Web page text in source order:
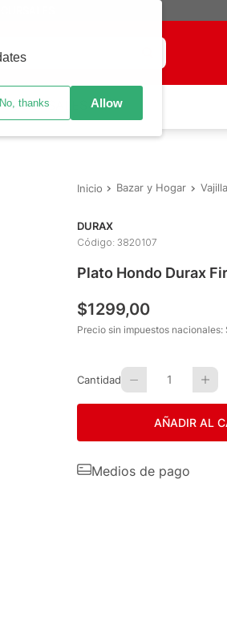
SUCURSALES
Bazar y Hogar Vajilla
DURAX
Código: 3820107
Plato Hondo Durax
$1299,00
Precio sin impuestos nacionales:
Cantidad 1
AÑADIR AL
Medios de pago
No, thanks Allow